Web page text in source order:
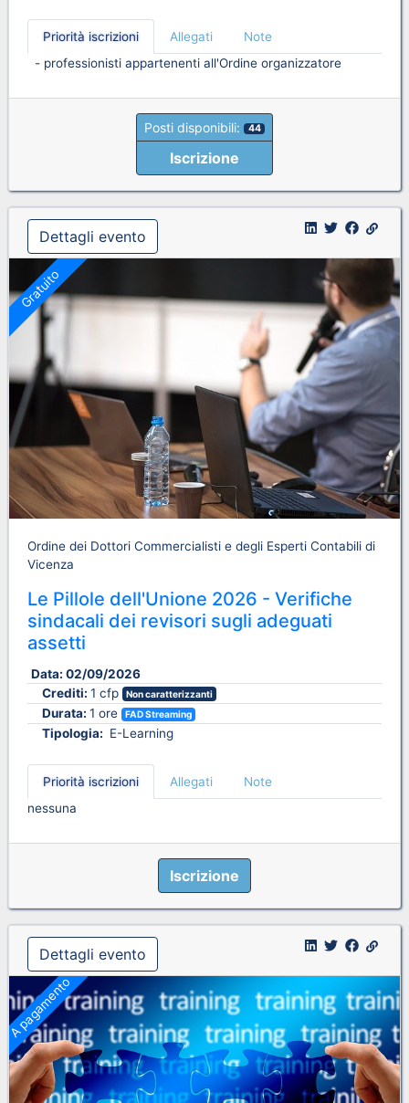
Priorità iscrizioni Allegati
Note
- professionisti appartenenti all'Ordine organizzatore
Posti disponibili: 44
Iscrizione
Dettagli evento
Gratuito
Ordine dei Dottori Commercialisti e degli Esperti Contabili di
Vicenza
Le Pillole dell'Unione 2026 - Verifiche
sindacali dei revisori sugli adeguati
assetti
Data: 02/09/2026
Crediti: 1 cfp Non caratterizzanti
Durata: 1 ore FAD Streaming
Tipologia: E-Learning
Priorità iscrizioni Allegati
Note
nessuna
Iscrizione
Dettagli evento
A pagamento